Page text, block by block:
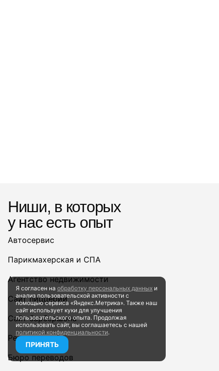
Ниши, в которых
у нас есть опыт
Автосервис
Парикмахерская и СПА
Агентство недвижимости
Сайт пиццерии
Сайт барбершопа
Ресторан
Бюро переводов
Я согласен на обработку персональных данных и
анализ пользовательской активности с
помощью сервиса «Яндекс.Метрика». Также наш
сайт использует куки для улучшения
пользовательского опыта. Продолжая
использовать сайт, вы соглашаетесь с нашей
политикой конфиденциальности.
ПРИНЯТЬ